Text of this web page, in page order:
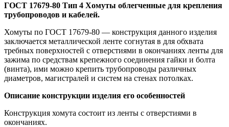
ГОСТ 17679-80 Тип 4 Хомуты облегченные для крепления
трубопроводов и кабелей.
Хомуты по ГОСТ 17679-80 — конструкция данного изделия
заключается металлической ленте согнутая в для обхвата
требных поверхностей с отверстиями в окончаниях ленты для
зажима по средствам крепежного соединения гайки и болта
(винта), ими можно крепить трубопроводы различных
диаметров, магистралей и систем на стенах потолках.
Описание конструкции изделия его особенностей
Конструкция хомута состоит из ленты с отверстиями в
окончаниях.